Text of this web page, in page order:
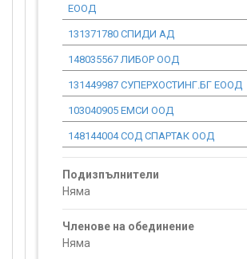
ЕООД
131371780 СПИДИ АД
148035567 ЛИБОР ООД
131449987 СУПЕРХОСТИНГ.БГ ЕООД
103040905 ЕМСИ ООД
148144004 СОД СПАРТАК ООД
Подизпълнители
Няма
Членове на обединение
Няма